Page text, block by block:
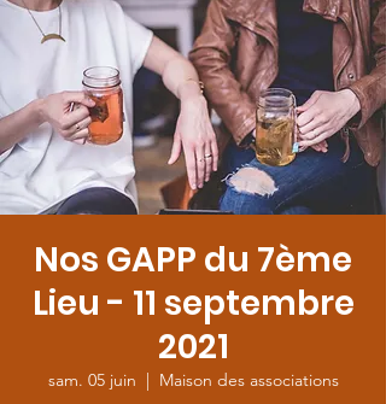
Nos GAPP du 7ème
Lieu - 11 septembre
2021
sam. 05 juin
  |
Maison des associations